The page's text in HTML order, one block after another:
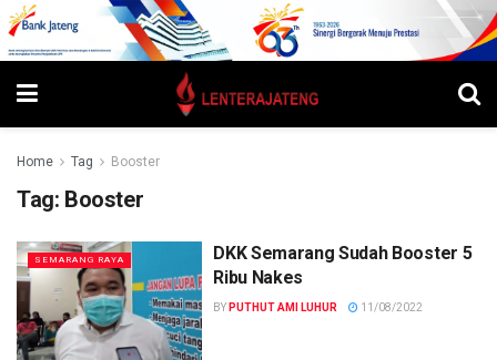
Home Tag Booster
Tag: Booster
SEMARANG RAYA
DKK Semarang Sudah Booster 5
Ribu Nakes
BY PUTHUT AMI LUHUR 11/08/2022